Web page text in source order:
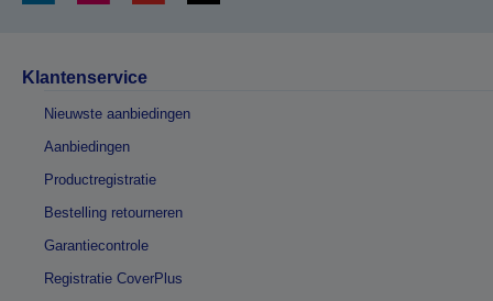
Klantenservice
Nieuwste aanbiedingen
Aanbiedingen
Productregistratie
Bestelling retourneren
Garantiecontrole
Registratie CoverPlus